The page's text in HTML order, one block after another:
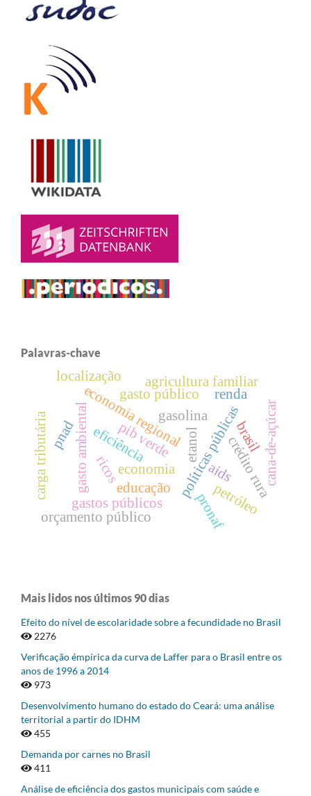
Palavras-chave
economiapolíticas públicas
economia regional
aids
gasto público
gasto ambientaleficiência
gastos públicos
educação
agricultura familiar
pronaf
orçamento público
crédito rura
pib verde cana-de-açúcar
etanol
petróleo
gasolina
ricos
renda
pnad brasil
localização
carga tributária
Mais lidos nos últimos 90 dias
Efeito do nível de escolaridade sobre a fecundidade no Brasil
2276
Verificação émpírica da curva de Laffer para o Brasil entre os
anos de 1996 a 2014
973
Desenvolvimento humano do estado do Ceará: uma análise
territorial a partir do IDHM
455
Demanda por carnes no Brasil
411
Análise de eficiência dos gastos municipais com saúde e